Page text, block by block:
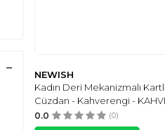
NEWISH
Kadın Deri Mekanizmalı
Cüzdan - Kahverengi -
0.0 (0)